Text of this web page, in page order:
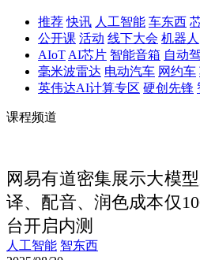
推荐 快讯 人工智能 车东西
公开课 活动 线下大会 机器人
AIoT AI芯片 智能音箱 自动
毫米波雷达 电动汽车 网约车
英伟达AI计算专区 硬创先锋
课程频道
网易有道密集展示大模
译、配音、润色成本仅
台开启内测
人工智能 智东西